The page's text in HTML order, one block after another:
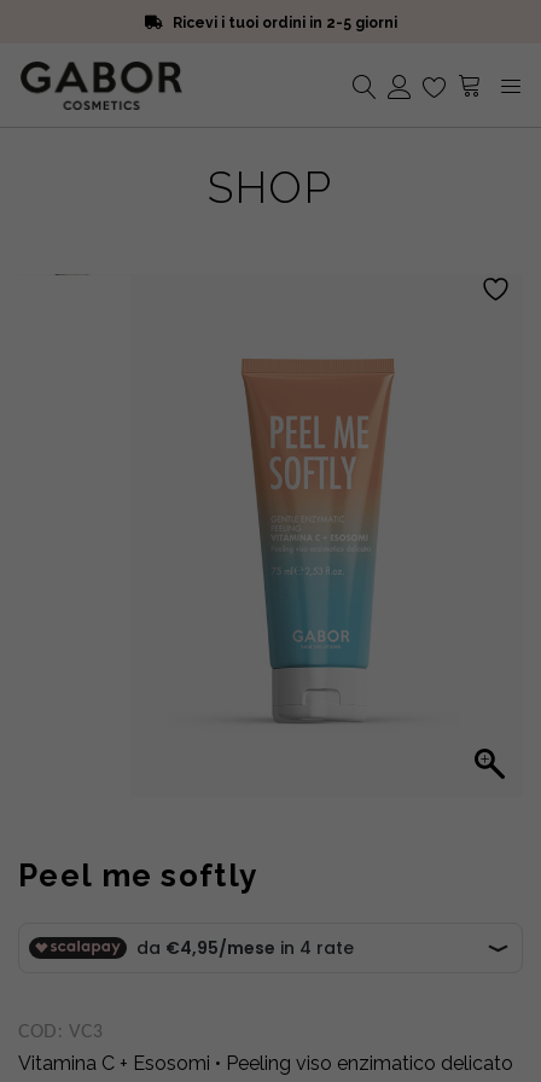
Ricevi i tuoi ordini in 2-5 giorni
Iscriviti alla Newsletter. 15% di sconto e spedizione gratuita
Ricevi i tuoi ordini in 2-5 giorni
SHOP
Peel me softly
COD: VC3
Vitamina C + Esosomi • Peeling viso enzimatico delicato